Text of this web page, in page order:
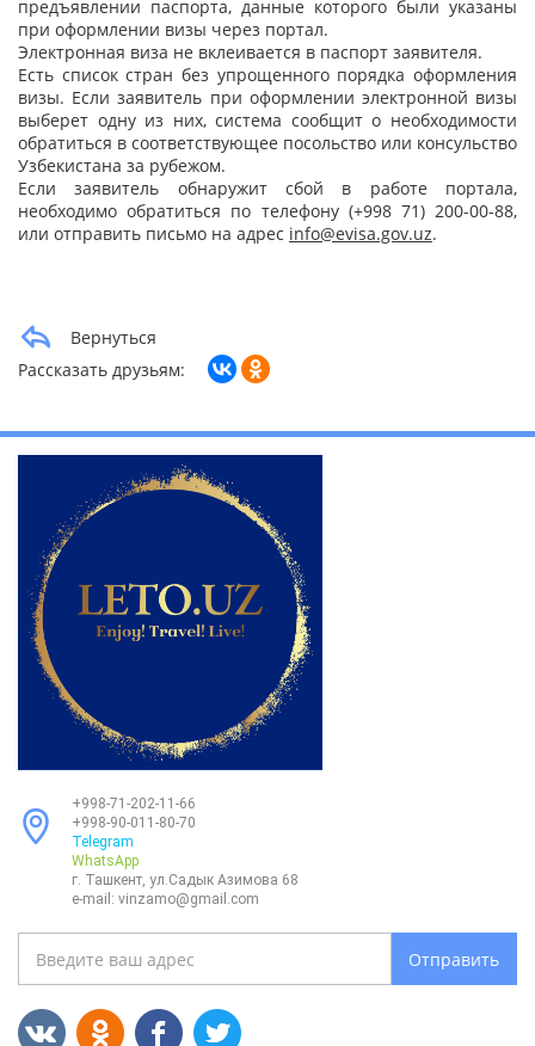
предъявлении паспорта, данные которого были указаны
при оформлении визы через портал.
Электронная виза не вклеивается в паспорт заявителя.
Есть список стран без упрощенного порядка оформления
визы. Если заявитель при оформлении электронной визы
выберет одну из них, система сообщит о необходимости
обратиться в соответствующее посольство или консульство
Узбекистана за рубежом.
Если заявитель обнаружит сбой в работе портала,
необходимо обратиться по телефону (+998 71) 200-00-88,
или отправить письмо на адрес info@evisa.gov.uz.
Вернуться
Рассказать друзьям:
+998-71-202-11-66
+998-90-011-80-70
Telegram
WhatsApp
г. Ташкент, ул.Садык Азимова 68
e-mail: vinzamo@gmail.com
Отправить